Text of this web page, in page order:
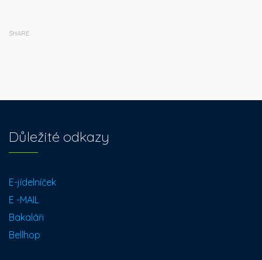
SHARE
Důležité odkazy
E-jídelníček
E -MAIL
Bakaláři
Bellhop